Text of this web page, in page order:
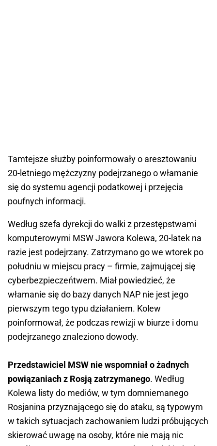
Tamtejsze służby poinformowały o aresztowaniu
20-letniego mężczyzny podejrzanego o włamanie
się do systemu agencji podatkowej i przejęcia
poufnych informacji.
Według szefa dyrekcji do walki z przestępstwami
komputerowymi MSW Jawora Kolewa, 20-latek na
razie jest podejrzany. Zatrzymano go we wtorek po
południu w miejscu pracy – firmie, zajmującej się
cyberbezpieczeńtwem. Miał powiedzieć, że
włamanie się do bazy danych NAP nie jest jego
pierwszym tego typu działaniem. Kolew
poinformował, że podczas rewizji w biurze i domu
podejrzanego znaleziono dowody.
Przedstawiciel MSW nie wspomniał o żadnych
powiązaniach z Rosją zatrzymanego. Według
Kolewa listy do mediów, w tym domniemanego
Rosjanina przyznającego się do ataku, są typowym
w takich sytuacjach zachowaniem ludzi próbujących
skierować uwagę na osoby, które nie mają nic